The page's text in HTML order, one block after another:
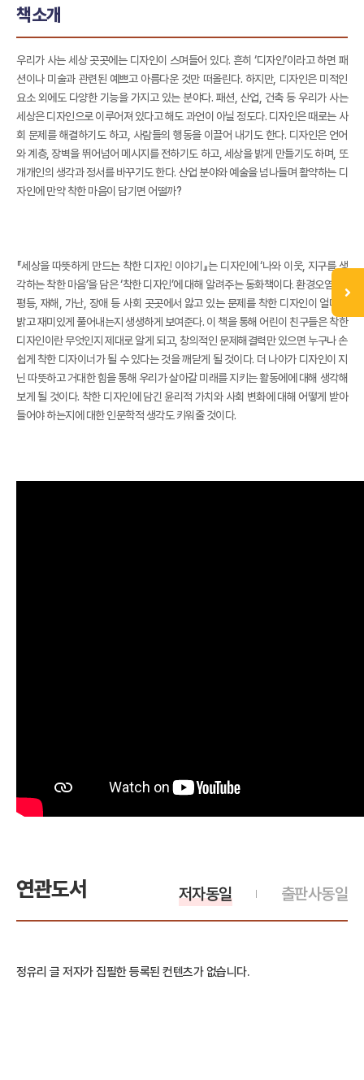
책소개
우리가 사는 세상 곳곳에는 디자인이 스며들어 있다. 흔히 ‘디자인’이라고 하면 패
션이나 미술과 관련된 예쁘고 아름다운 것만 떠올린다. 하지만, 디자인은 미적인
요소 외에도 다양한 기능을 가지고 있는 분야다. 패션, 산업, 건축 등 우리가 사는
세상은 디자인으로 이루어져 있다고 해도 과언이 아닐 정도다. 디자인은 때로는 사
회 문제를 해결하기도 하고, 사람들의 행동을 이끌어 내기도 한다. 디자인은 언어
와 계층, 장벽을 뛰어넘어 메시지를 전하기도 하고, 세상을 밝게 만들기도 하며, 또
개개인의 생각과 정서를 바꾸기도 한다. 산업 분야와 예술을 넘나들며 활약하는 디
자인에 만약 착한 마음이 담기면 어떨까?
『세상을 따뜻하게 만드는 착한 디자인 이야기』는 디자인에 ‘나와 이웃, 지구를 생
각하는 착한 마음’을 담은 ‘착한 디자인’에 대해 알려주는 동화책이다. 환경오염, 불
평등, 재해, 가난, 장애 등 사회 곳곳에서 앓고 있는 문제를 착한 디자인이 얼마나
밝고 재미있게 풀어내는지 생생하게 보여준다. 이 책을 통해 어린이 친구들은 착한
디자인이란 무엇인지 제대로 알게 되고, 창의적인 문제해결력만 있으면 누구나 손
쉽게 착한 디자이너가 될 수 있다는 것을 깨닫게 될 것이다. 더 나아가 디자인이 지
닌 따뜻하고 거대한 힘을 통해 우리가 살아갈 미래를 지키는 활동에에 대해 생각해
보게 될 것이다. 착한 디자인에 담긴 윤리적 가치와 사회 변화에 대해 어떻게 받아
들어야 하는지에 대한 인문학적 생각도 키워줄 것이다.
연관도서 출판사동일
저자동일
정유리 글 저자가 집필한 등록된 컨텐츠가 없습니다.